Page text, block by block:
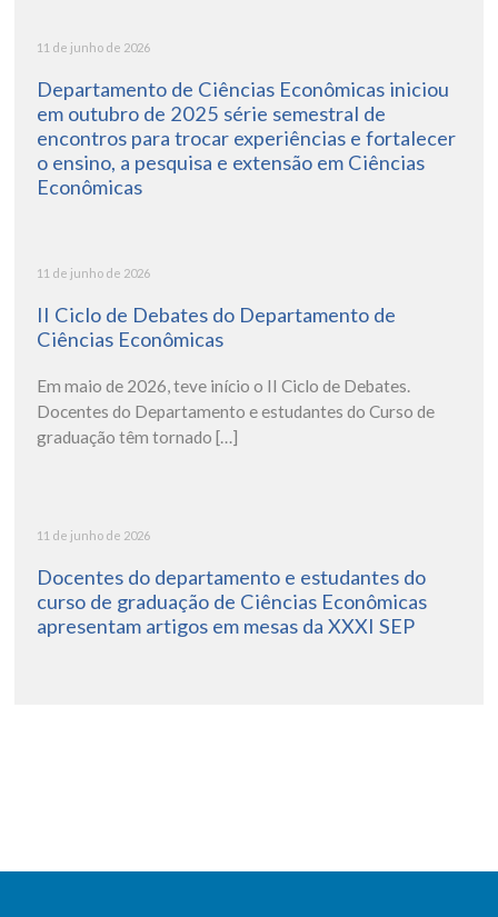
11 de junho de 2026
Departamento de Ciências Econômicas iniciou
em outubro de 2025 série semestral de
encontros para trocar experiências e fortalecer
o ensino, a pesquisa e extensão em Ciências
Econômicas
11 de junho de 2026
II Ciclo de Debates do Departamento de
Ciências Econômicas
Em maio de 2026, teve início o II Ciclo de Debates.
Docentes do Departamento e estudantes do Curso de
graduação têm tornado […]
11 de junho de 2026
Docentes do departamento e estudantes do
curso de graduação de Ciências Econômicas
apresentam artigos em mesas da XXXI SEP